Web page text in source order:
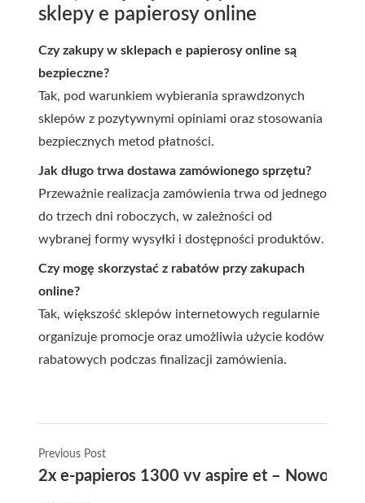
sklepy e papierosy online
Czy zakupy w sklepach e papierosy online są
bezpieczne?
Tak, pod warunkiem wybierania sprawdzonych
sklepów z pozytywnymi opiniami oraz stosowania
bezpiecznych metod płatności.
Jak długo trwa dostawa zamówionego sprzętu?
Przeważnie realizacja zamówienia trwa od jednego
do trzech dni roboczych, w zależności od
wybranej formy wysyłki i dostępności produktów.
Czy mogę skorzystać z rabatów przy zakupach
online?
Tak, większość sklepów internetowych regularnie
organizuje promocje oraz umożliwia użycie kodów
rabatowych podczas finalizacji zamówienia.
Previous Post
2x e-papieros 1300 vv aspire et –